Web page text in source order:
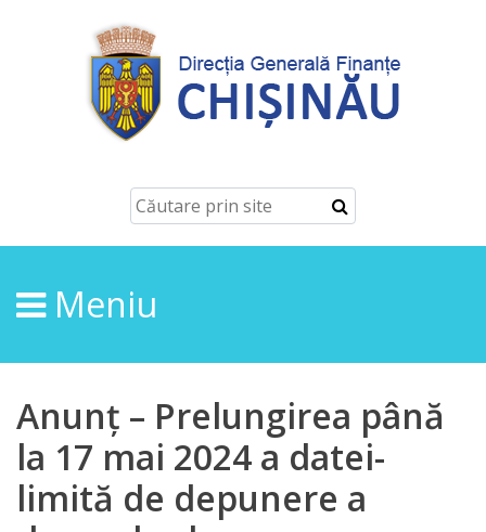
Despre
Conducerea
Structura
Direcţia
ordin
economic
Direcția
Meniu
Anunț – Prelungirea până
la 17 mai 2024 a datei-
limită de depunere a